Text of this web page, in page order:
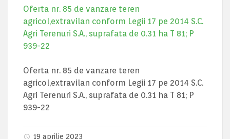
Oferta nr. 85 de vanzare teren
agricol,extravilan conform Legii 17 pe 2014 S.C.
Agri Terenuri S.A., suprafata de 0.31 ha T 81; P
939-22
Oferta nr. 85 de vanzare teren
agricol,extravilan conform Legii 17 pe 2014 S.C.
Agri Terenuri S.A., suprafata de 0.31 ha T 81; P
939-22
19 aprilie 2023